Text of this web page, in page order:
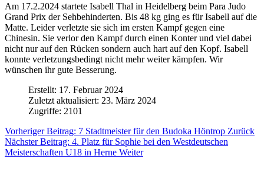
Am 17.2.2024 startete Isabell Thal in Heidelberg beim Para Judo
Grand Prix der Sehbehinderten. Bis 48 kg ging es für Isabell auf die
Matte. Leider verletzte sie sich im ersten Kampf gegen eine
Chinesin. Sie verlor den Kampf durch einen Konter und viel dabei
nicht nur auf den Rücken sondern auch hart auf den Kopf. Isabell
konnte verletzungsbedingt nicht mehr weiter kämpfen. Wir
wünschen ihr gute Besserung.
Erstellt: 17. Februar 2024
Zuletzt aktualisiert: 23. März 2024
Zugriffe: 2101
Vorheriger Beitrag: 7 Stadtmeister für den Budoka Höntrop Zurück
Nächster Beitrag: 4. Platz für Sophie bei den Westdeutschen
Meisterschaften U18 in Herne Weiter